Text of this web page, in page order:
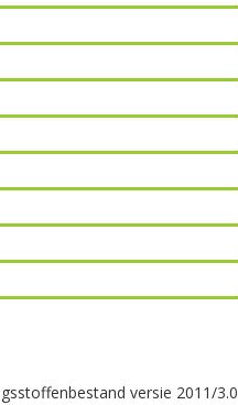
versie 2011/3.0